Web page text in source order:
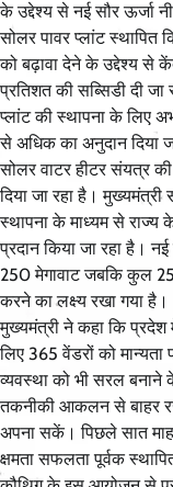
के उद्देश्य से नई सौर ऊर्जा
सोलर पावर प्लांट
को बढ़ावा देने के उद्देश्य से
प्रतिशत की सब्सिडी दी
प्लांट की स्थापना के लिए
से अधिक का अनुदान दिया
सोलर वाटर हीटर संयत्र
दिया जा रहा है। मुख्यमंत्री
स्थापना के माध्यम से राज्य
प्रदान किया जा रहा है।
250 मेगावाट जबकि कुल
करने का लक्ष्य रखा गया है।
मुख्यमंत्री ने कहा कि प्रदेश
लिए 365 वेंडरों को
व्यवस्था को भी सरल
तकनीकी आकलन से बाहर
अपना सकें। पिछले सात
क्षमता सफलता पूर्वक